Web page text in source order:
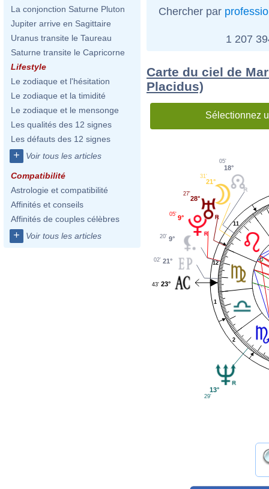
La conjonction Saturne Pluton
Jupiter arrive en Sagittaire
Uranus transite le Taureau
Saturne transite le Capricorne
Lifestyle
Le zodiaque et l'hésitation
Le zodiaque et la timidité
Le zodiaque et le mensonge
Les qualités des 12 signes
Les défauts des 12 signes
+ Voir tous les articles
Compatibilité
Astrologie et compatibilité
Affinités et conseils
Affinités de couples célèbres
+ Voir tous les articles
Chercher par
1 207
Carte du ciel de
Placidus)
Sélectionnez
1
2
11
12
18°
05'
21°
31'
28°
27'
9°
05'
9°
20'
21°
02'
23°
43'
13°
29'